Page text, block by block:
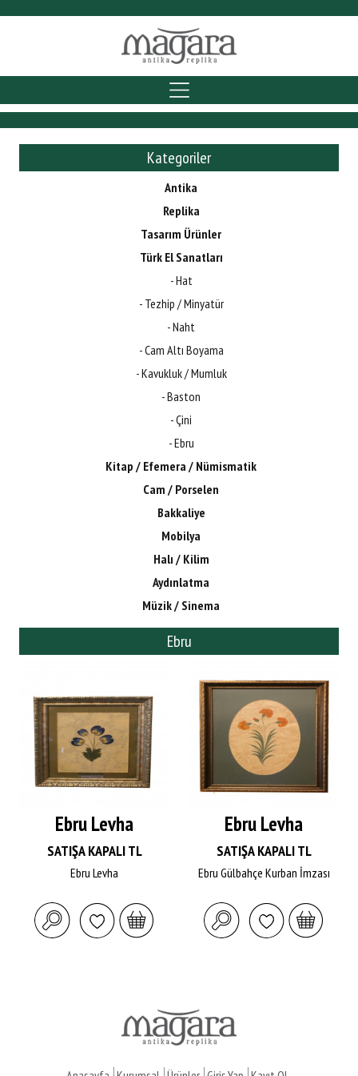
Kategoriler
Antika
Replika
Tasarım Ürünler
Türk El Sanatları
- Hat
- Tezhip / Minyatür
- Naht
- Cam Altı Boyama
- Kavukluk / Mumluk
- Baston
- Çini
- Ebru
Kitap / Efemera / Nümismatik
Cam / Porselen
Bakkaliye
Mobilya
Halı / Kilim
Aydınlatma
Müzik / Sinema
Ebru
Ebru Levha
SATIŞA KAPALI TL
Ebru Levha
Ebru Levha
SATIŞA KAPALI TL
Ebru Gülbahçe Kurban İmzası